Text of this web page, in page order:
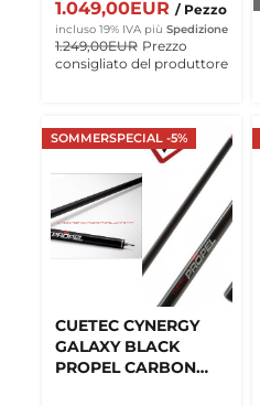
1.049,00EUR / Pezzo
incluso 19% IVA più Spedizione
1.249,00EUR Prezzo
consigliato del produttore
SOMMERSPECIAL -5%
CUETEC CYNERGY
GALAXY BLACK
PROPEL CARBON